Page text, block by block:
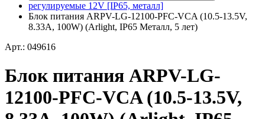
регулируемые 12V [IP65, металл]
Блок питания ARPV-LG-12100-PFC-VCA (10.5-13.5V,
8.33A, 100W) (Arlight, IP65 Металл, 5 лет)
Арт.: 049616
Блок питания ARPV-LG-
12100-PFC-VCA (10.5-13.5V,